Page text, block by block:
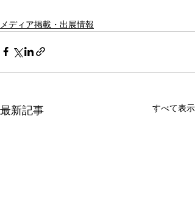
メディア掲載・出展情報
最新記事 すべて表示